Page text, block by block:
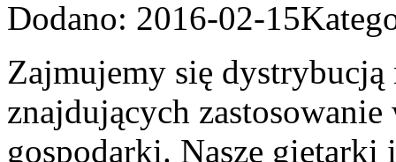
Dodano: 2016-02-15
Zajmujemy się dystrybucją
znajdujących
gospodarki. Nasze